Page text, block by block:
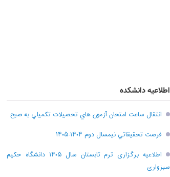
اطلاعیه دانشکده
انتقال ساعت امتحان آزمون هاي تحصيلات تکميلي به صبح
فرصت تحقيقاتي نیمسال دوم ۱۴۰۴-۱۴۰۵
اطلاعیه برگزاری ترم تابستان سال ۱۴۰۵ دانشگاه حکیم
سبزواری